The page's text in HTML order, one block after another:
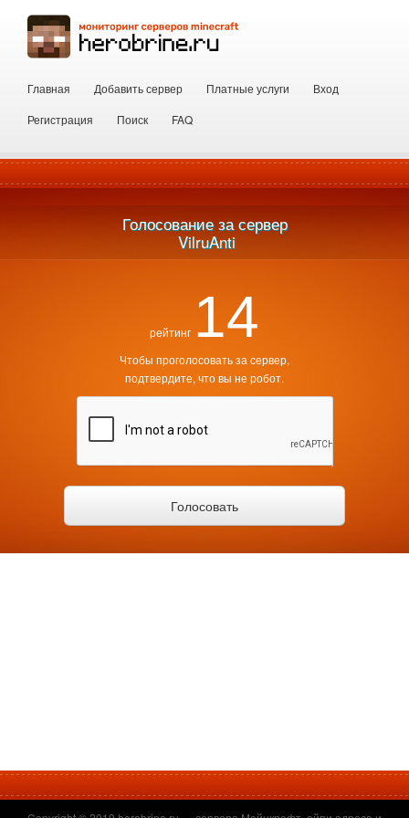
Главная Добавить сервер Платные услуги
Вход
Регистрация
Поиск FAQ
Голосование за сервер
VilruAnti
рейтинг 14
Чтобы проголосовать за сервер,
подтвердите, что вы не робот.